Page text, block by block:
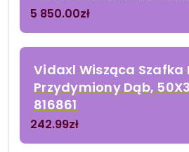
5 850.00zł
Vidaxl Wisząca Szafka
Przydymiony Dąb,
816861
242.99zł